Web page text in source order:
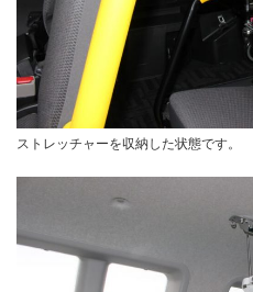
ストレッチャーを収納した状態です。